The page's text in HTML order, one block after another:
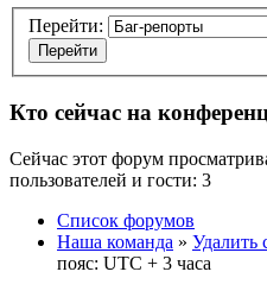
Перейти:
Кто сейчас на
Сейчас этот форум
пользователей и гости: 3
Список форумов
Наша команда » Удалить
пояс: UTC + 3 часа